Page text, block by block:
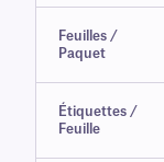
Feuilles /
Paquet
Étiquettes /
Feuille